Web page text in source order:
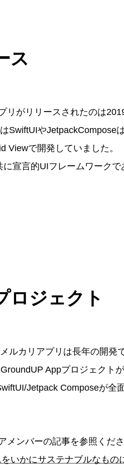
ス
リがリリースされたのは
SwiftUIやJetpackCompose
Viewで開発していました。
宣言的UIフレームワーク
ロジェクト
ルカリアプリは長年の開発
Appプロジェクト
Jetpack Composeが全
ンバーの記事を参照くださ
いかにサステナブルなもの